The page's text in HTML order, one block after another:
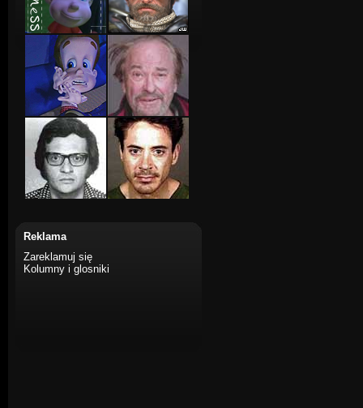
Reklama
Zareklamuj się
Kolumny i glosniki